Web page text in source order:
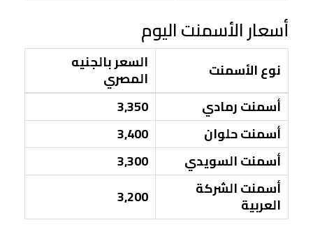
أسعار الأسمنت اليوم
نوع الأسمنت السعر بالجنيه
المصري
أسمنت رمادي
3,350
أسمنت حلوان
3,400
أسمنت السويدي
3,300
أسمنت الشركة
العربية 3,200